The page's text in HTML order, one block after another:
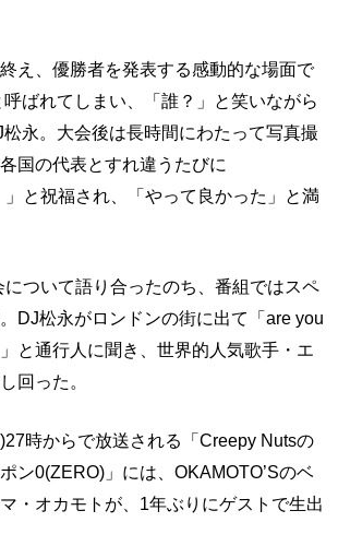
え、優勝者を発表する感動的な場面で
呼ばれてしまい、「誰？」と笑いながら
永。大会後は長時間にわたって写真撮
国の代表とすれ違うたびに
」と祝福され、「やって良かった」と満
について語り合ったのち、番組ではスペ
DJ松永がロンドンの街に出て「are you
と通行人に聞き、世界的人気歌手・エ
回った。
時からで放送される「Creepy Nutsの
ン0(ZERO)」には、OKAMOTO’Sのベ
・オカモトが、1年ぶりにゲストで生出